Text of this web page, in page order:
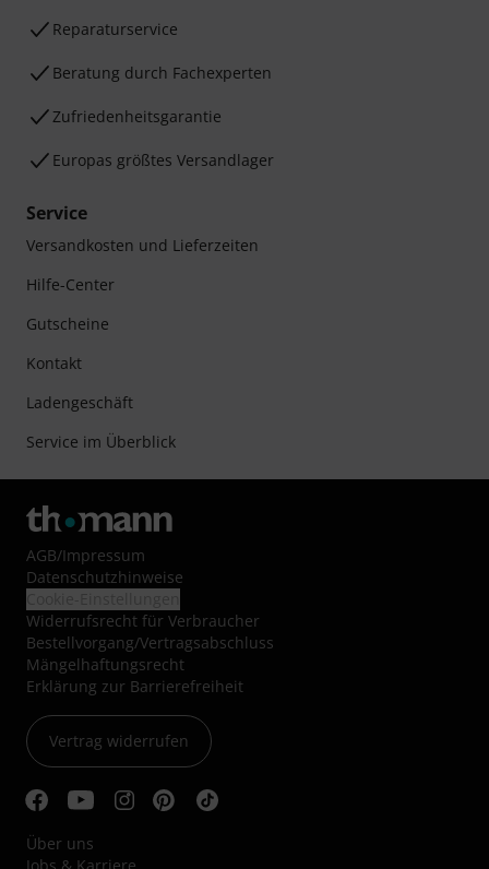
Reparaturservice
Beratung durch Fachexperten
Zufriedenheitsgarantie
Europas größtes Versandlager
Service
Versandkosten und Lieferzeiten
Hilfe-Center
Gutscheine
Kontakt
Ladengeschäft
Service im Überblick
AGB/Impressum
Datenschutzhinweise
Widerrufsrecht für Verbraucher
Bestellvorgang/Vertragsabschluss
Mängelhaftungsrecht
Erklärung zur Barrierefreiheit
Vertrag widerrufen
Über uns